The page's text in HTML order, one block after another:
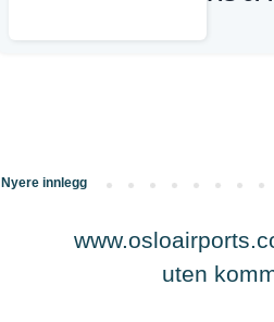
Nyere innlegg
uten